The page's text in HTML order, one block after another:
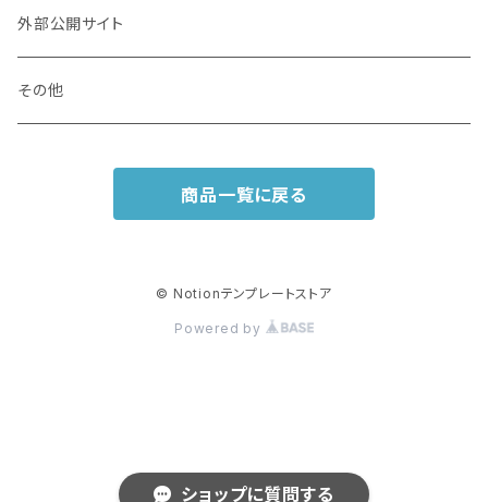
ショップに質問する
外部公開サイト
その他
商品一覧に戻る
© Notionテンプレートストア
Powered by